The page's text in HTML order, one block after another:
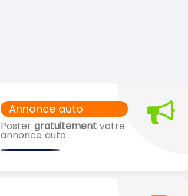
Annonce auto
Poster gratuitement votre
annonce auto